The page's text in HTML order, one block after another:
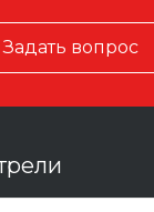
Задать вопрос